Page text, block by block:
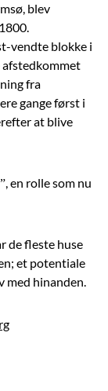
blev
vendte blokke i
afstedkommet
fra
gange først i
at blive
en rolle som nu
de fleste huse
et potentiale
med hinanden.